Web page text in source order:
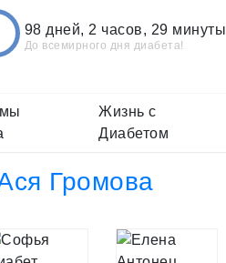
98 дней, 2 часов, 29 минуты
До всемирного дня диабета!
Жизнь с
Диабетом
Громова